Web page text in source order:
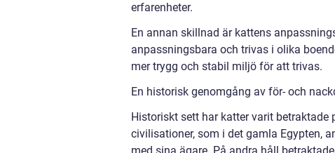
erfarenheter.
En annan skillnad är kattens
anpassningsbara och trivas i olika
mer trygg och stabil miljö för att trivas.
En historisk genomgång av för- och
Historiskt sett har katter varit
civilisationer, som i det gamla Egypten,